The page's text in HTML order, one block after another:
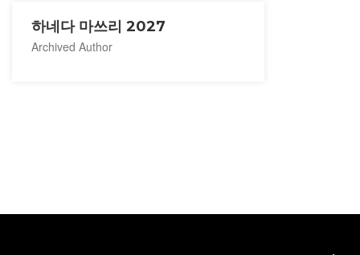
하네다 마쓰리 2027
Archived Author